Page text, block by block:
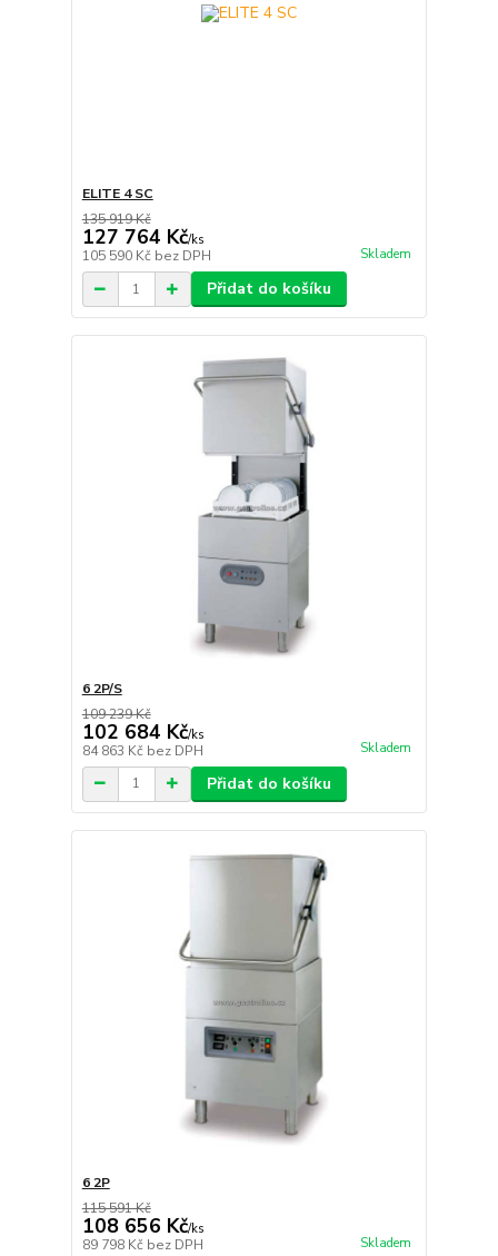
ELITE 4 SC
135 919 Kč
127 764 Kč/ks
105 590 Kč bez DPH Skladem
Přidat do košíku
6 2P/S
109 239 Kč
102 684 Kč/ks
84 863 Kč bez DPH Skladem
Přidat do košíku
6 2P
115 591 Kč
108 656 Kč/ks
89 798 Kč bez DPH Skladem